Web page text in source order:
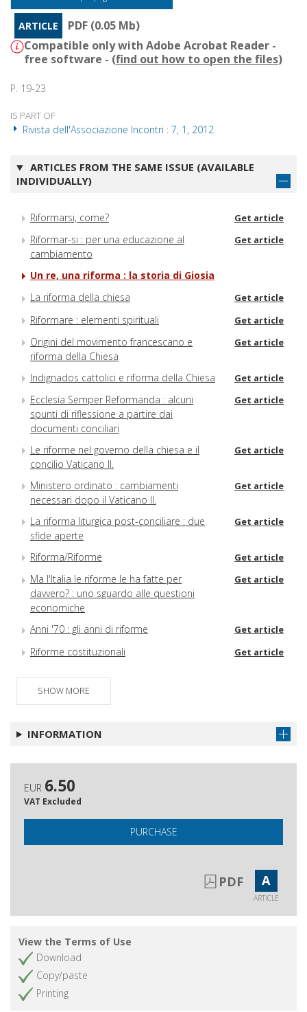
ARTICLE
PDF (0.05 Mb)
Compatible only with Adobe Acrobat Reader -
free software - (find out how to open the files)
P. 19-23
IS PART OF
Rivista dell'Associazione Incontri : 7, 1, 2012
ARTICLES FROM THE SAME ISSUE (AVAILABLE
INDIVIDUALLY)
Riformarsi, come? Get article
Riformar-si : per una educazione al
cambiamento
Get article
Un re, una riforma : la storia di Giosia
La riforma della chiesa
Get article
Riformare : elementi spirituali Get article
Origini del movimento francescano e
riforma della Chiesa
Get article
Indignados cattolici e riforma della Chiesa Get article
Ecclesia Semper Reformanda : alcuni
spunti di riflessione a partire dai
documenti conciliari
Get article
Le riforme nel governo della chiesa e il
concilio Vaticano II.
Get article
Ministero ordinato : cambiamenti
necessari dopo il Vaticano II.
Get article
La riforma liturgica post-conciliare : due
sfide aperte
Get article
Riforma/Riforme Get article
Ma l'Italia le riforme le ha fatte per
davvero? : uno sguardo alle questioni
economiche
Get article
Anni '70 : gli anni di riforme Get article
Riforme costituzionali Get article
della costituzione
Rodolfo Doni : la letteratura come
Get article
Questa Rivista Get article
Recensioni
SHOW MORE
INFORMATION
EUR 6.50
VAT Excluded
PURCHASE
PDF A
ARTICLE
View the Terms of Use
Download
Copy/paste
Printing